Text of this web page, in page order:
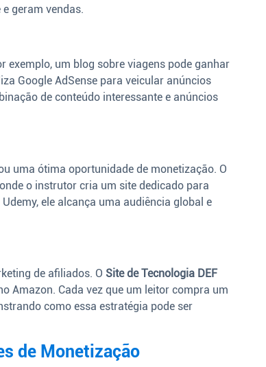
geram vendas.
exemplo, um blog sobre viagens pode ganhar
Google AdSense para veicular anúncios
de conteúdo interessante e anúncios
uma ótima oportunidade de monetização. O
o instrutor cria um site dedicado para
ele alcança uma audiência global e
de afiliados. O Site de Tecnologia DEF
Amazon. Cada vez que um leitor compra um
como essa estratégia pode ser
de Monetização